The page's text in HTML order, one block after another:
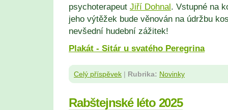
psychoterapeut Jiří Dohnal. Vstupné na
jeho výtěžek bude věnován na údržbu
nevšední hudební zážitek!
Plakát - Sitár u svatého Peregrina
Celý příspěvek | Rubrika: Novinky
Rabštejnské léto 2025